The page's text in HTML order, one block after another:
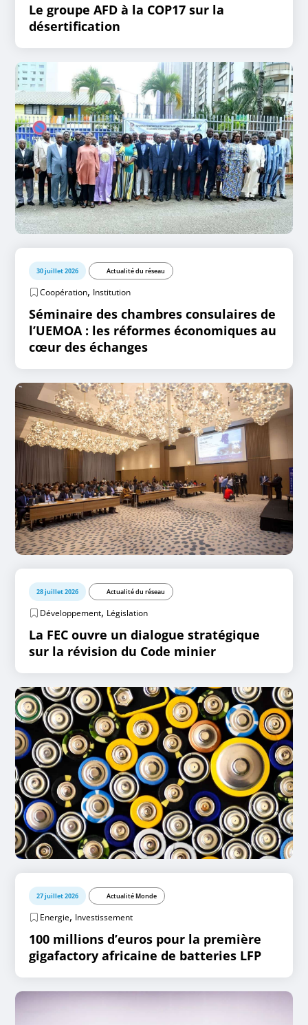
Le groupe AFD à la COP17 sur la
désertification
30 juillet 2026 Actualité du réseau
Coopération, Institution
Séminaire des chambres consulaires de
l’UEMOA : les réformes économiques au
cœur des échanges
28 juillet 2026 Actualité du réseau
Développement, Législation
La FEC ouvre un dialogue stratégique
sur la révision du Code minier
27 juillet 2026 Actualité Monde
Energie, Investissement
100 millions d’euros pour la première
gigafactory africaine de batteries LFP